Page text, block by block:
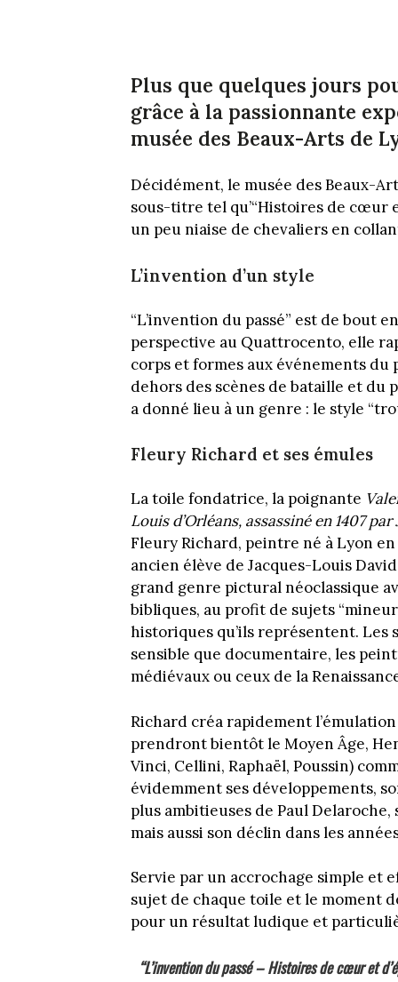
Plus que quelques jours
grâce à la passionnante
musée des Beaux-Arts de
Décidément, le musée des Beaux-
sous-titre tel qu’“Histoires de cœur
un peu niaise de chevaliers en
L’invention d’un style
“L’invention du passé” est de bout
perspective au Quattrocento, elle
corps et formes aux événements
dehors des scènes de bataille et du
a donné lieu à un genre : le style
Fleury Richard et ses émules
La toile fondatrice, la poignante
Louis d’Orléans, assassiné en 1407
Fleury Richard, peintre né à Lyon en
ancien élève de Jacques-Louis
grand genre pictural néoclassique
bibliques, au profit de sujets
historiques qu’ils représentent.
sensible que documentaire, les
médiévaux ou ceux de la
Richard créa rapidement
prendront bientôt le Moyen Âge,
Vinci, Cellini, Raphaël, Poussin)
évidemment ses développements,
plus ambitieuses de Paul
mais aussi son déclin dans les
Servie par un accrochage simple et
sujet de chaque toile et le moment
pour un résultat ludique et
“L’invention du passé – Histoires de cœur et